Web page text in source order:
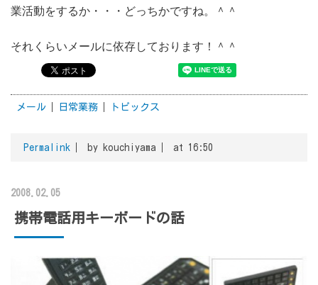
業活動をするか・・・どっちかですね。＾＾
それくらいメールに依存しております！＾＾
メール 日常業務 トピックス
Permalink by kouchiyama at 16:50
2008.02.05
携帯電話用キーボードの話